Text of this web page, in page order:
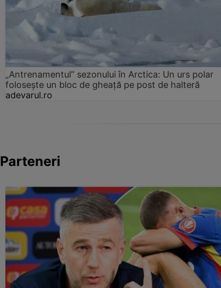
„Antrenamentul” sezonului în Arctica: Un urs polar
folosește un bloc de gheață pe post de halteră
adevarul.ro
Parteneri